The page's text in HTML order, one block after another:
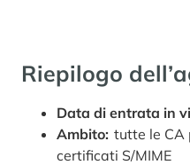
Riepilogo
Data di entrata in
Ambito: tutte le CA
certificati S/MIME